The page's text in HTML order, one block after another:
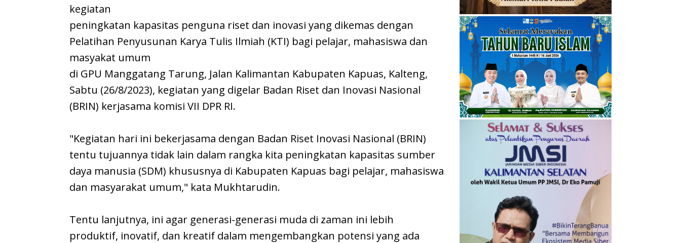
kegiatan
peningkatan kapasitas penguna riset dan inovasi yang dikemas dengan
Pelatihan Penyusunan Karya Tulis Ilmiah (KTI) bagi pelajar, mahasiswa dan
masyakat umum
di GPU Manggatang Tarung, Jalan Kalimantan Kabupaten Kapuas, Kalteng,
Sabtu (26/8/2023), kegiatan yang digelar Badan Riset dan Inovasi Nasional
(BRIN) kerjasama komisi VII DPR RI.
"Kegiatan hari ini bekerjasama dengan Badan Riset Inovasi Nasional (BRIN)
tentu tujuannya tidak lain dalam rangka kita peningkatan kapasitas sumber
daya manusia (SDM) khususnya di Kabupaten Kapuas bagi pelajar, mahasiswa
dan masyarakat umum," kata Mukhtarudin.
Tentu lanjutnya, ini agar generasi-generasi muda di zaman ini lebih
produktif, inovatif, dan kreatif dalam mengembangkan potensi yang ada